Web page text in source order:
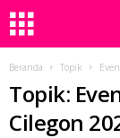
Beranda Topik
Topik:
Cilegon